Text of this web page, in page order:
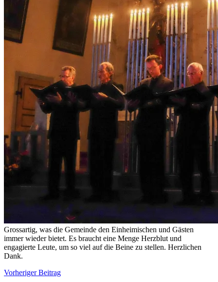
Grossartig, was die Gemeinde den Einheimischen und Gästen
immer wieder bietet. Es braucht eine Menge Herzblut und
engagierte Leute, um so viel auf die Beine zu stellen. Herzlichen
Dank.
Beitragsnavigation
Vorheriger Beitrag